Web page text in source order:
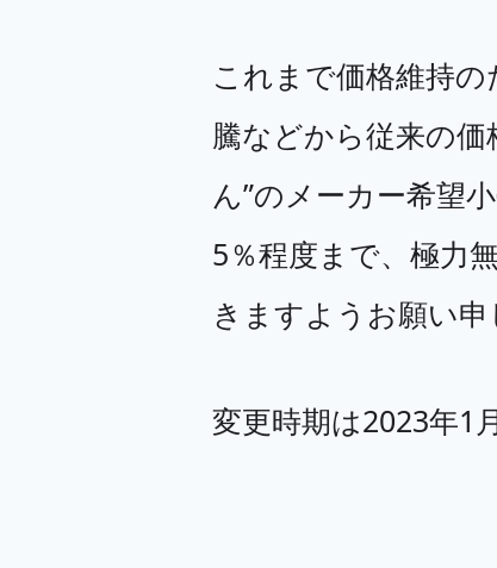
これまで価格維持
騰などから従来の価
ん”のメーカー希望
5％程度まで、極力
きますようお願い申
変更時期は2023年1